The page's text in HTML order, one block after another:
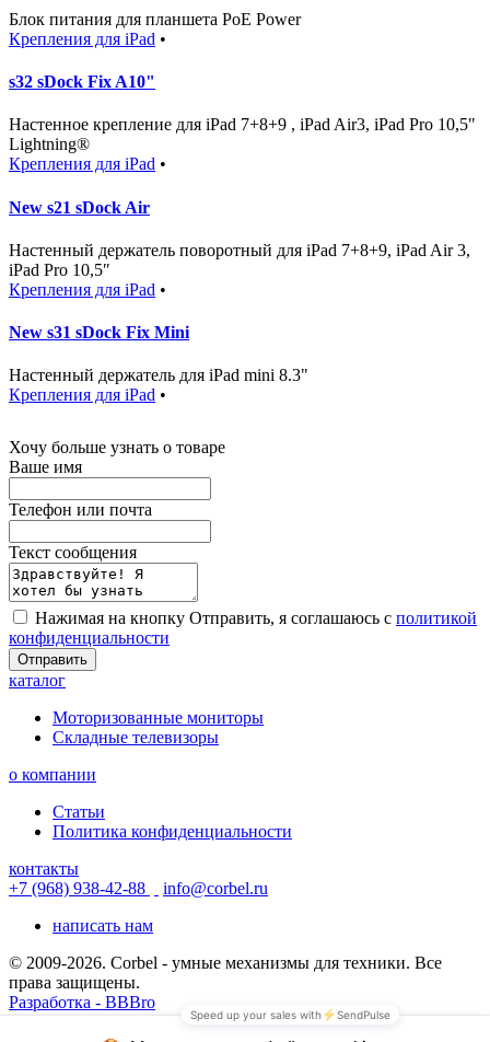
Блок питания для планшета PoE Power
Крепления для iPad •
s32 sDock Fix A10"
Настенное крепление для iPad 7+8+9 , iPad Air3, iPad Pro 10,5"
Lightning®
Крепления для iPad •
New s21 sDock Air
Настенный держатель поворотный для iPad 7+8+9, iPad Air 3,
iPad Pro 10,5″
Крепления для iPad •
New s31 sDock Fix Mini
Настенный держатель для iPad mini 8.3"
Крепления для iPad •
Хочу больше узнать о товаре
Ваше имя
Телефон или почта
Текст сообщения
Нажимая на кнопку Отправить, я соглашаюсь с политикой
конфиденциальности
Отправить
каталог
Моторизованные мониторы
Складные телевизоры
о компании
Статьи
Политика конфиденциальности
контакты
+7 (968) 938-42-88
info@corbel.ru
написать нам
© 2009-2026. Corbel - умные механизмы для техники. Все
права защищены.
Разработка - BBBro
© 2009-2026. Corbel - умные механизмы для техники. Все